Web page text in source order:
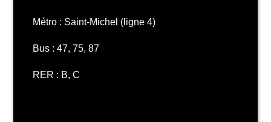
Métro : Saint-Michel (ligne 4)
Bus : 47, 75, 87
RER : B, C